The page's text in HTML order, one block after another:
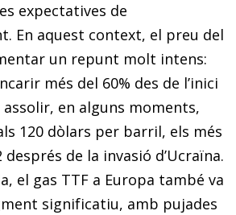
expectatives de
En aquest context, el preu del
un repunt molt intens:
més del 60% des de l’inici
en alguns moments,
120 dòlars per barril, els més
de la invasió d’Ucraïna.
el gas TTF a Europa també va
significatiu, amb pujades